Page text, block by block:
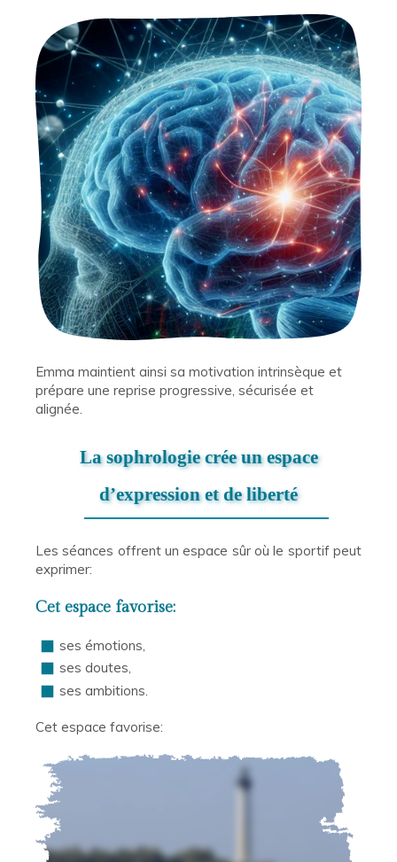
Emma maintient ainsi sa motivation intrinsèque et
prépare une reprise progressive, sécurisée et
alignée.
La sophrologie crée un espace
d’expression et de liberté
Les séances offrent un espace sûr où le sportif peut
exprimer:
Cet espace favorise:
ses émotions,
ses doutes,
ses ambitions.
Cet espace favorise: